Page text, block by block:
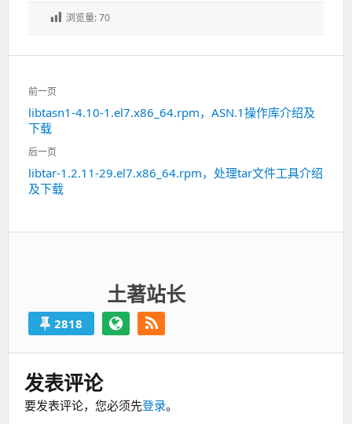
浏览量:70
文
章
导
航
前一页
上
一
篇：
libtasn1-4.10-1.el7.x86_64.rpm，ASN.1操作库介绍及
下载
后一页
下
一
libtar-1.2.11-29.el7.x86_64.rpm，处理tar文件工具介绍
及下载
土著站长
2818
发表评论
要发表评论，您必须先登录。